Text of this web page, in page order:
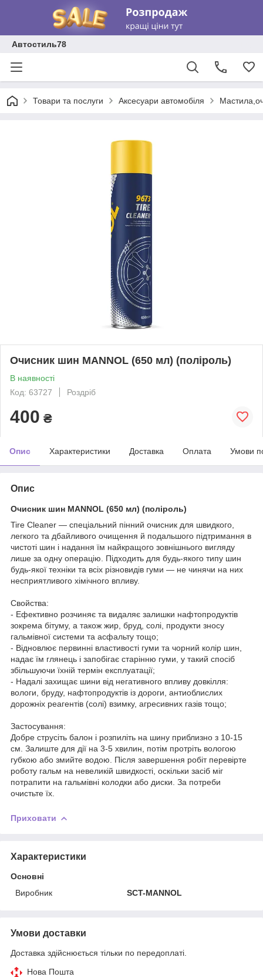
Автостиль78
Товари та послуги Аксесуари автомобіля
Очисник шин MANNOL (650 мл) (поліроль)
В наявності
Код: 63727
Роздріб
400 ₴
Опис Характеристики Доставка Оплата Умови
Опис
Очисник шин MANNOL (650 мл) (поліроль)
Tire Cleaner — спеціальний пінний очисник для швидкого,
легкого та дбайливого очищення й подальшого підтримання в
чистоті шин і надання їм найкращого зовнішнього вигляду
лише за одну операцію. Підходить для будь-якого типу шин
будь-якої техніки та всіх різновидів гуми — не чинячи на них
несприятливого хімічного впливу.
Свойства:
- Ефективно розчиняє та видаляє залишки нафтопродуктів
зокрема бітуму, а також жир, бруд, солі, продукти зносу
гальмівної системи та асфальту тощо;
- Відновлює первинні властивості гуми та чорний колір шин,
надає їм глянець і запобігає старінню гуми, у такий спосіб
збільшуючи їхній термін експлуатації;
- Надалі захищає шини від негативного впливу довкілля:
вологи, бруду, нафтопродуктів із дороги, антиоблислих
дорожніх реагентів (солі) взимку, агресивних газів тощо;
Застосування:
Добре струсіть балон і розпиліть на шину приблизно з 10-15
см. Залиште для дії на 3-5 хвилин, потім протріть вологою
губкою або змийте водою. Після завершення робіт перевірте
роботу гальм на невеликій швидкості, оскільки засіб міг
потрапити на гальмівні колодки або диски. За потреби
очистьте їх.
Приховати
Характеристики
Основні
Виробник
SCT-MANNOL
Умови доставки
Доставка здійснюється тільки по передоплаті.
Нова Пошта